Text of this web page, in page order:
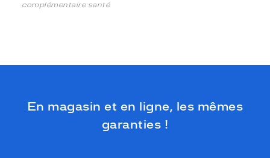
complémentaire santé
En magasin et en ligne, les mêmes
garanties !